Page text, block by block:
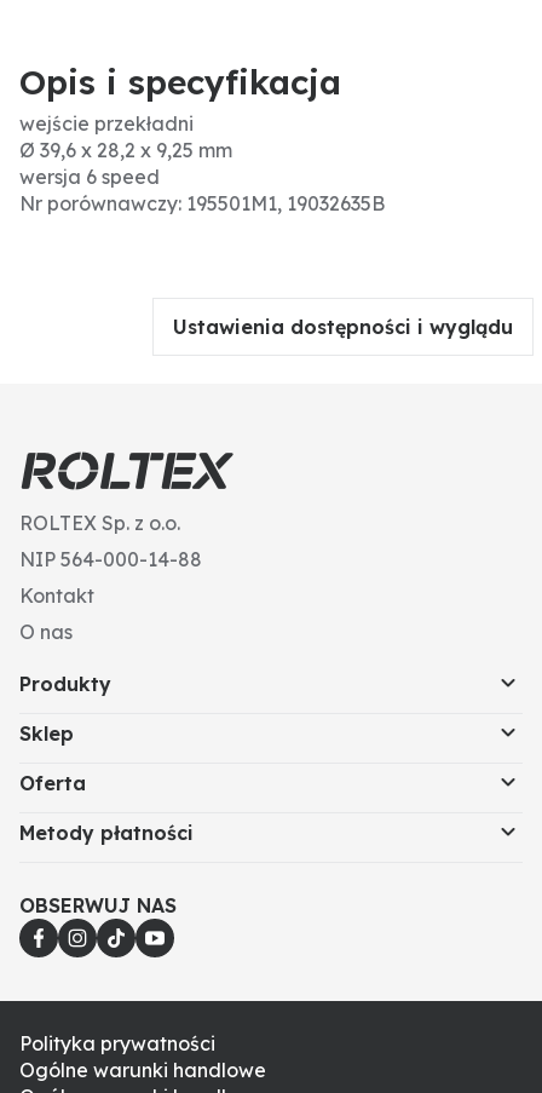
Opis i specyfikacja
wejście przekładni
Ø 39,6 x 28,2 x 9,25 mm
wersja 6 speed
Nr porównawczy: 195501M1, 19032635B
Ustawienia dostępności i wyglądu
ROLTEX Sp. z o.o.
NIP 564-000-14-88
Kontakt
O nas
Produkty
Sklep
Oferta
Metody płatności
OBSERWUJ NAS
Polityka prywatności
Ogólne warunki handlowe